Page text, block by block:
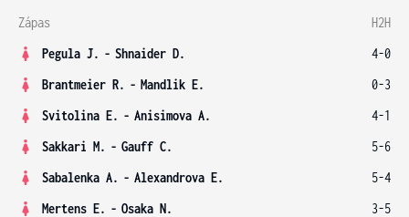
Zápas
H2H
Pegula J. - Shnaider D.
4-0
Brantmeier R. - Mandlik E.
0-3
Svitolina E. - Anisimova A.
4-1
Sakkari M. - Gauff C.
5-6
Sabalenka A. - Alexandrova E.
5-4
Mertens E. - Osaka N. 3-5